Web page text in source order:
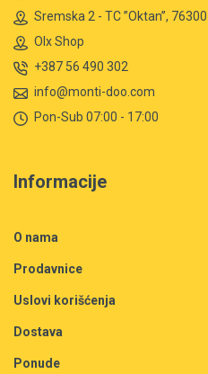
Sremska 2 - TC ”Oktan”,
Olx Shop
+387 56 490 302
info@monti-doo.com
Pon-Sub 07:00 - 17:00
Informacije
O nama
Prodavnice
Uslovi korišćenja
Dostava
Ponude